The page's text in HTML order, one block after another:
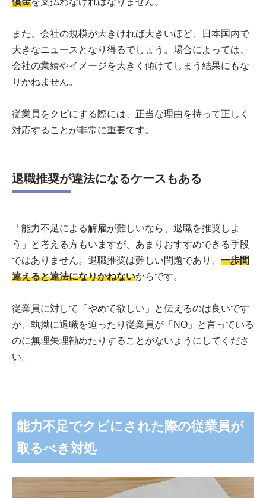
また、会社の規模が大きければ大きいほど、日本国内で
大きなニュースとなり得るでしょう。場合によっては、
会社の業績やイメージを大きく傾けてしまう結果にもな
りかねません。
従業員をクビにする際には、正当な理由を持って正しく
対応することが非常に重要です。
退職推奨が違法になるケースもある
「能力不足による解雇が難しいなら、退職を推奨しよ
う」と考える方もいますが、あまりおすすめできる手段
ではありません。退職推奨は難しい問題であり、 一歩間
違えると違法になりかねないからです。
従業員に対して「やめて欲しい」と伝えるのは良いです
が、執拗に退職を迫ったり従業員が「NO」と言っている
のに無理矢理勧めたりすることがないようにしてくださ
い。
能力不足でクビにされた際の従業員が
取るべき対処